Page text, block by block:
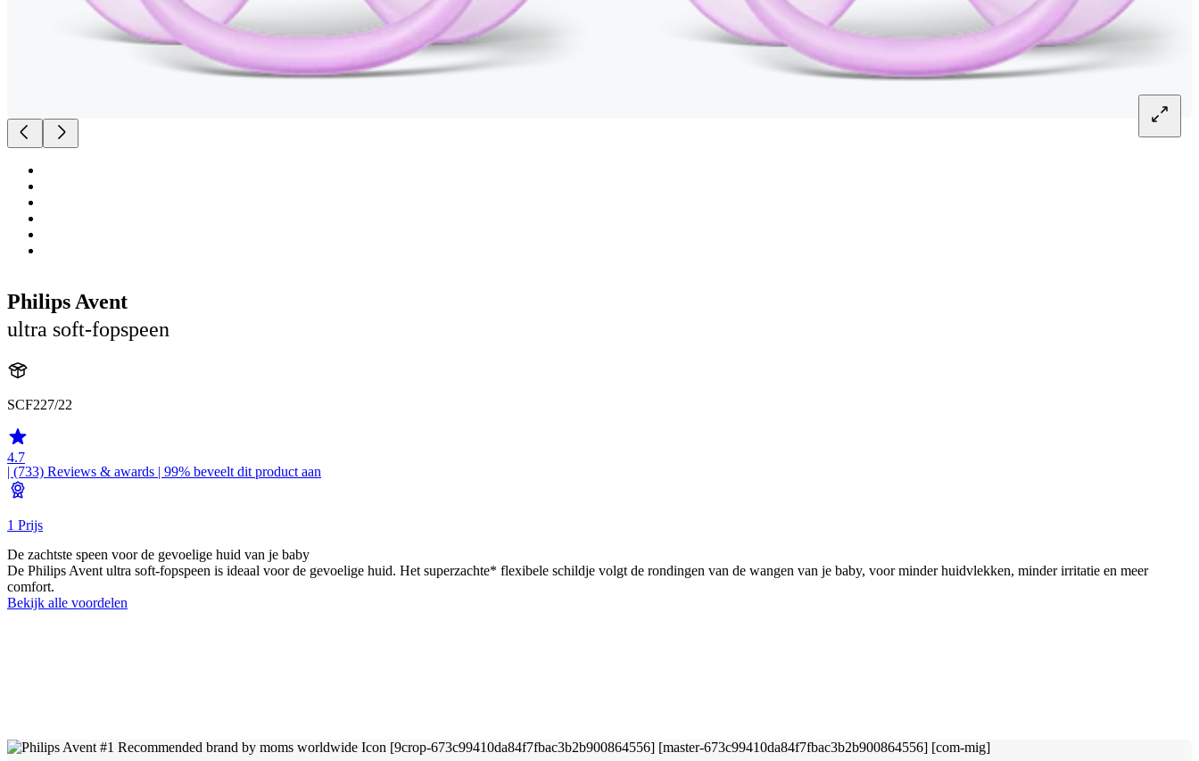
Philips Avent
ultra soft-fopspeen
SCF227/22
4.7
| (733) Reviews & awards | 99% beveelt dit product aan
1 Prijs
De zachtste speen voor de gevoelige huid van je baby
De Philips Avent ultra soft-fopspeen is ideaal voor de gevoelige huid. Het superzachte* flexibele schildje volgt de rondingen van de wangen van je baby, voor minder huidvlekken, minder irritatie en meer
comfort.
Bekijk alle voordelen